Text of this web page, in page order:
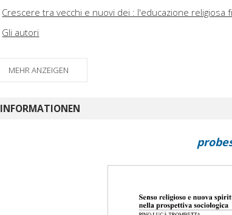
Crescere tra vecchi e nuovi dei : l'educazione religiosa
Gli autori
MEHR ANZEIGEN
INFORMATIONEN